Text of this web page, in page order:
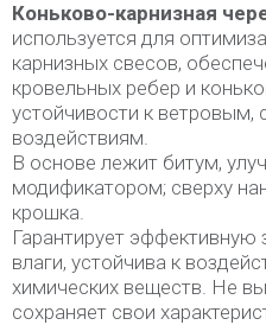
Коньково-карнизная
используется для
карнизных свесов,
кровельных ребер и
устойчивости к
воздействиям.
В основе лежит битум,
модификатором; сверху
крошка.
Гарантирует эффективную
влаги, устойчива к
химических веществ. Не
сохраняет свои